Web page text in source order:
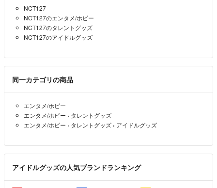
NCT127
NCT127のエンタメ/ホビー
NCT127のタレントグッズ
NCT127のアイドルグッズ
同一カテゴリの商品
エンタメ/ホビー
エンタメ/ホビー › タレントグッズ
エンタメ/ホビー › タレントグッズ › アイドルグッズ
アイドルグッズの人気ブランドランキング